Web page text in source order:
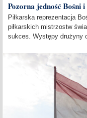
Pozorna jedność Bośni
Piłkarska reprezentacja
piłkarskich mistrzostw
sukces. Występy drużyny